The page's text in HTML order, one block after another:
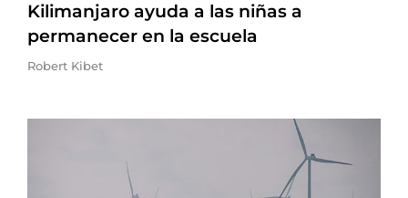
Kilimanjaro ayuda a las niñas a
permanecer en la escuela
Robert Kibet